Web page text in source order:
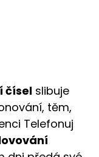
čísel slibuje
těm,
Telefonuj